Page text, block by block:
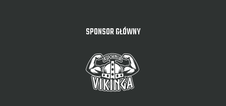
SPONSOR GŁÓWNY